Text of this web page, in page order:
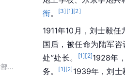
中华民国时期的国防部次长
衔。 [3] [1][2]
1911年10月，刘士毅任
国后，被任命为陆军咨
处”处长。
[1][2]1928年
务。
[1][2] 1939年，刘